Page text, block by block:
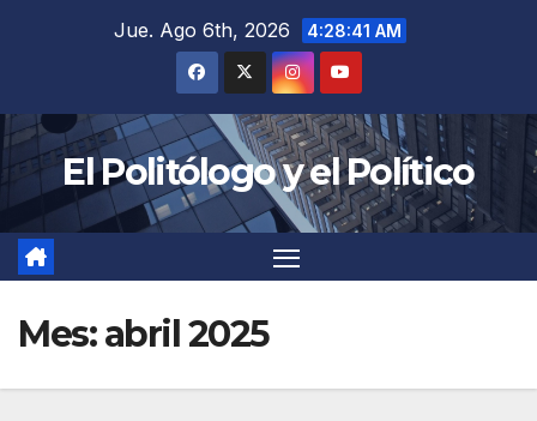
Jue. Ago 6th, 2026 4:28:43 AM
El Politólogo y el Político
Mes:abril 2025